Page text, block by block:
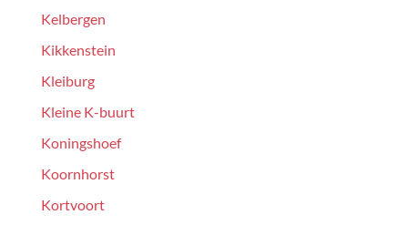
Kelbergen
Kikkenstein
Kleiburg
Kleine K-buurt
Koningshoef
Koornhorst
Kortvoort